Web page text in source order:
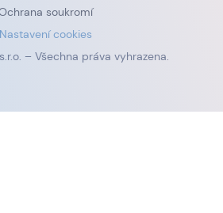
soukromí
Nastavení cookies
– Všechna práva vyhrazena.